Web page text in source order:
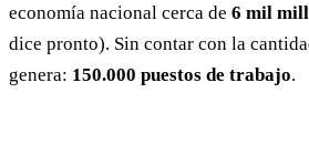
economía nacional cerca de 6 mil
dice pronto). Sin contar con la
genera: 150.000 puestos de trabajo.